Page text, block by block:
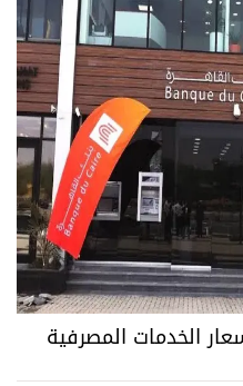
الخدمات المصرفية